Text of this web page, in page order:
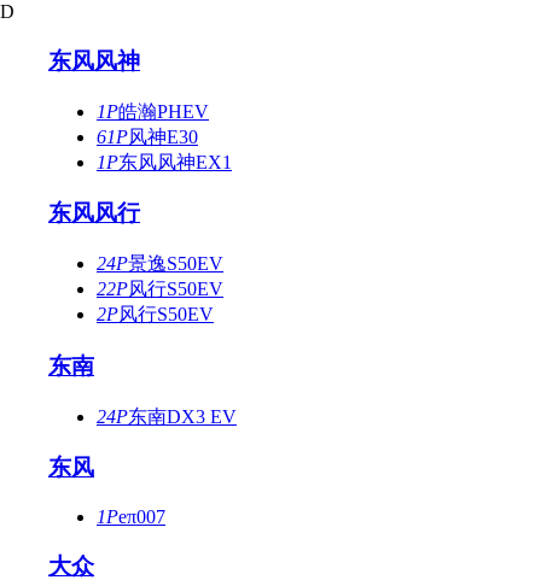
D
东风风神
1P皓瀚PHEV
61P风神E30
1P东风风神EX1
东风风行
24P景逸S50EV
22P风行S50EV
2P风行S50EV
东南
24P东南DX3 EV
东风
1Peπ007
大众